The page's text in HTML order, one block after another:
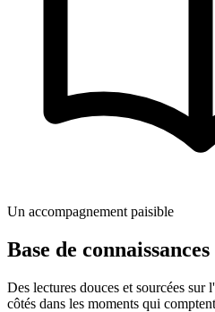
Un accompagnement paisible
Base de connaissances
Des lectures douces et sourcées sur
côtés dans les moments qui